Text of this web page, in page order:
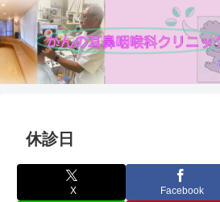
休診日
X Facebook